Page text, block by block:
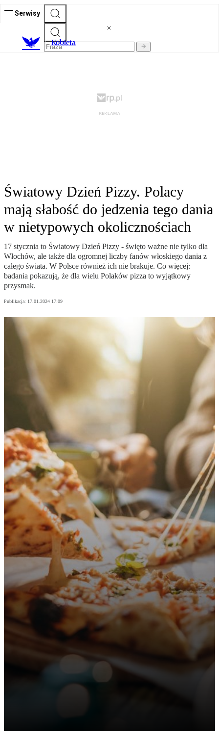
Serwisy
Kobieta
Światowy Dzień Pizzy. Polacy
mają słabość do jedzenia tego dania
w nietypowych okolicznościach
17 stycznia to Światowy Dzień Pizzy - święto ważne nie tylko dla
Włochów, ale także dla ogromnej liczby fanów włoskiego dania z
całego świata. W Polsce również ich nie brakuje. Co więcej:
badania pokazują, że dla wielu Polaków pizza to wyjątkowy
przysmak.
Publikacja: 17.01.2024 17:09